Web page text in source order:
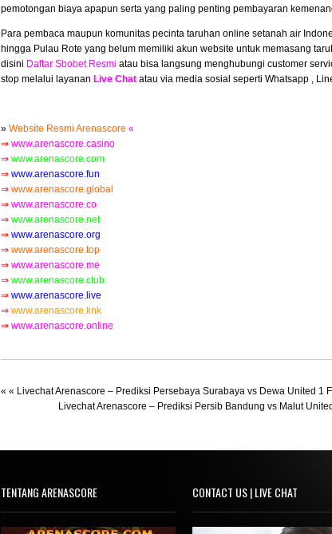
pemotongan biaya apapun serta yang paling penting pembayaran
Para pembaca maupun komunitas pecinta taruhan online setanah air
hingga Pulau Rote yang belum memiliki akun website untuk memasang
disini Daftar Sbobet Resmi atau bisa langsung menghubungi customer
stop melalui layanan Live Chat atau via media sosial seperti Whatsapp ,
» Website Resmi Arenascore «
⇒ www.arenascore.casino
⇒ www.arenascore.com
⇒ www.arenascore.fun
⇒ www.arenascore.global
⇒ www.arenascore.co
⇒ www.arenascore.net
⇒ www.arenascore.org
⇒ www.arenascore.top
⇒ www.arenascore.me
⇒ www.arenascore.club
⇒ www.arenascore.live
⇒ www.arenascore.link
⇒ www.arenascore.online
« « Livechat Arenascore – Prediksi Persebaya Surabaya vs Dewa United 1
Livechat Arenascore – Prediksi Persib Bandung vs Malut
TENTANG ARENASCORE CONTACT US | LIVE CHAT